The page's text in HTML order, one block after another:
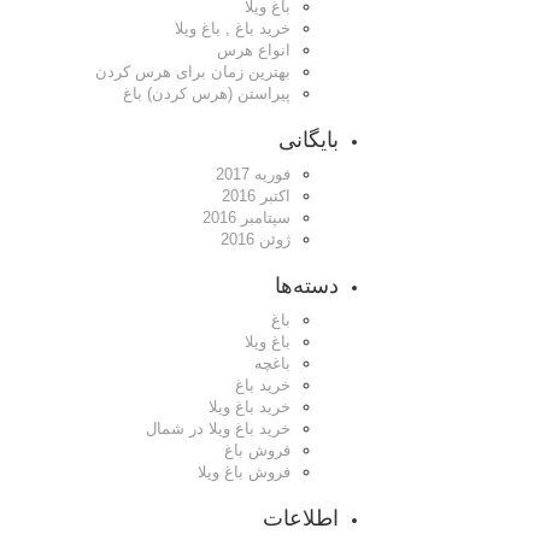
باغ ویلا
خرید باغ , باغ ویلا
انواع هرس
بهترین زمان برای هرس کردن
پیراستن (هرس کردن) باغ
بایگانی
فوریه 2017
اکتبر 2016
سپتامبر 2016
ژوئن 2016
دسته‌ها
باغ
باغ ویلا
باغچه
خرید باغ
خرید باغ ویلا
خرید باغ ویلا در شمال
فروش باغ
فروش باغ ویلا
اطلاعات